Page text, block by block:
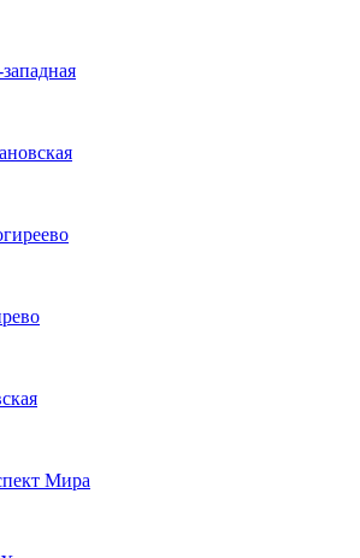
Мира